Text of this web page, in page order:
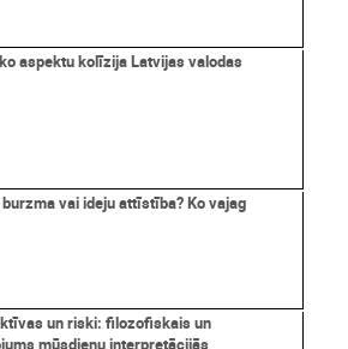
aspektu kolīzija Latvijas valodas
vai ideju attīstība? Ko vajag
un riski: filozofiskais un